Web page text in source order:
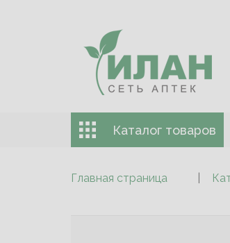
Каталог товаров
Главная страница